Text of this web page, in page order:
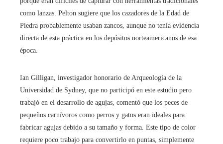
como lanzas. Pelton sugiere que los cazadores de la Edad de
Piedra probablemente usaban zancos, aunque no tenía evidencia
directa de esta práctica en los depósitos norteamericanos de esa
época.
Ian Gilligan, investigador honorario de Arqueología de la
Universidad de Sydney, que no participó en este estudio pero
trabajó en el desarrollo de agujas, comentó que los peces de
pequeños carnívoros como perros y gatos eran ideales para
fabricar agujas debido a su tamaño y forma. Este tipo de color
requiere poco trabajo para convertirlo en puntas, simplemente